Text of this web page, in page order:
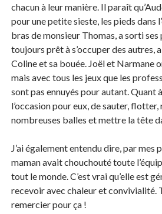
chacun à leur manière. Il paraît
pour une petite sieste, les pieds dans
bras de monsieur Thomas, a sorti
toujours prêt à s’occuper des autres,
Coline et sa bouée. Joël et Narmane
mais avec tous les jeux que les
sont pas ennuyés pour autant. Quant
l’occasion pour eux, de sauter,
nombreuses balles et mettre la tête
J’ai également entendu dire, par mes
maman avait chouchouté toute
tout le monde. C’est vrai qu’elle est
recevoir avec chaleur et convivialité.
remercier pour ça !